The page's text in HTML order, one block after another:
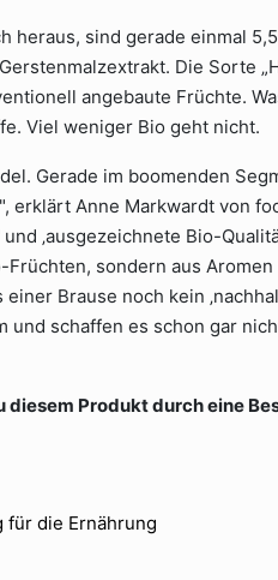
heraus, sind gerade einmal
Die Sorte
angebaute Früchte.
Viel weniger Bio geht nicht.
Gerade im boomenden
Anne Markwardt von
‚ausgezeichnete Bio-
Früchten, sondern aus
Brause noch kein
und schaffen es schon gar
diesem Produkt durch eine
für die Ernährung